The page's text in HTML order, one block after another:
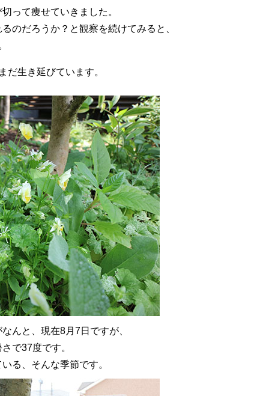
って痩せていきました。
のだろうか？と観察を続けてみると、
だ生き延びています。
んと、現在8月7日ですが、
で37度です。
る、そんな季節です。